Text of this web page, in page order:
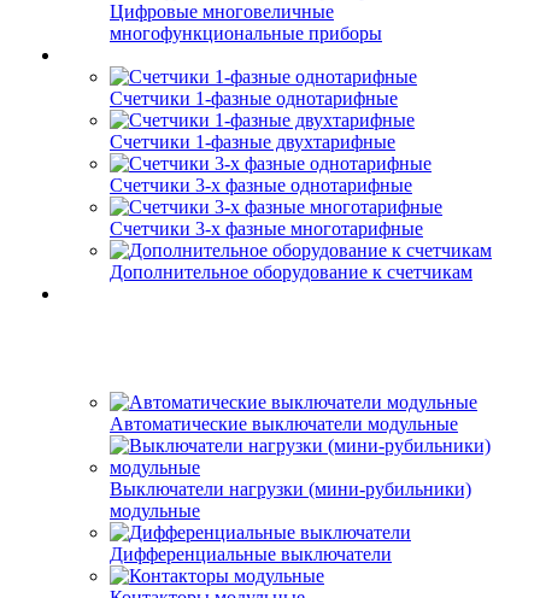
Цифровые многовеличные
многофункциональные приборы
Счетчики 1-фазные однотарифные
Счетчики 1-фазные двухтарифные
Счетчики 3-х фазные однотарифные
Счетчики 3-х фазные многотарифные
Дополнительное оборудование к счетчикам
Автоматические выключатели модульные
Выключатели нагрузки (мини-рубильники)
модульные
Дифференциальные выключатели